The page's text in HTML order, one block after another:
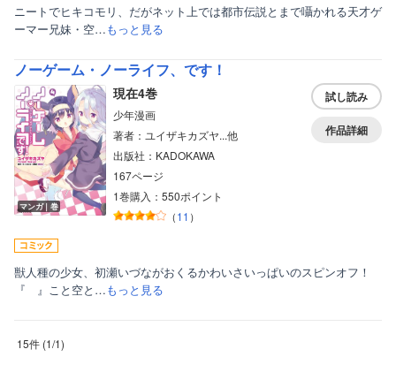
ニートでヒキコモリ、だがネット上では都市伝説とまで囁かれる天才ゲ
ーマー兄妹・空…もっと見る
ノーゲーム・ノーライフ、です！
マンガ｜巻
現在4巻
少年漫画
著者：ユイザキカズヤ...他
出版社：KADOKAWA
167ページ
1巻購入：550ポイント
（11 ）
試し読み
作品詳細
獣人種の少女、初瀬いづながおくるかわいさいっぱいのスピンオフ！
『 』こと空と…もっと見る
15件 (1/1)